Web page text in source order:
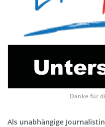
Danke für
Als unabhängige